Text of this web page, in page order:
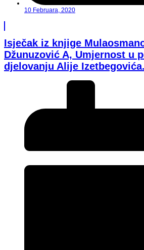
10 Februara, 2020
Isječak iz knjige
Džunuzović A, Umjernost u
djelovanju Alije Izetbegovića.